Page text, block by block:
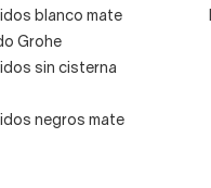
blanco mate
Grohe
sin cisterna
negros mate